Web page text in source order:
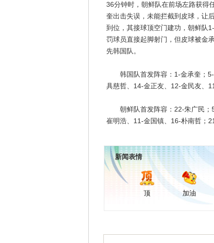
36分钟时，朝鲜队在前场左路获得
奎出击失误，未能拦截到皮球，让
到位，其接球顶空门建功，朝鲜队
罚球员直接起脚射门，但皮球被金
先韩国队。
韩国队首发阵容：1-金承奎；5-
具慈哲、14-金正友、12-金民友、
朝鲜队首发阵容：22-朱广民；
崔明浩、11-金国镇、16-朴南哲；
新闻表情
顶 加油